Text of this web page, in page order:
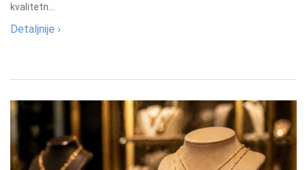
kvalitetn...
Detaljnije ›